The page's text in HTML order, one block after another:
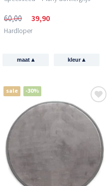
60,00 39,90
Hardloper
maat ▴ kleur▴
sale -30%